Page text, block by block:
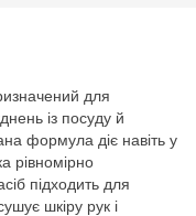
для
із посуду й
формула діє навіть у
рівномірно
підходить для
шкіру рук і